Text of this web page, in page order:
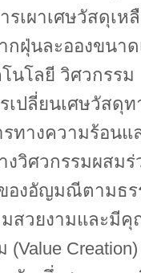
รเผาเศษวัสดุเ
ฝุ่นละอองขนาด
โนโลยี วิศวกรร
ปลี่ยนเศษวัสดุท
ทางความร้อน
วิศวกรรมผสมร่
องอัญมณีตามธ
สวยงามและมี